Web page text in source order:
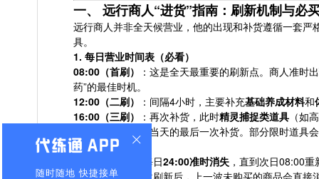
一、 远行商人“进货”指南：刷新机制与必
远行商人并非全天候营业，他的出现和补货遵循一套严
具。
1. 每日营业时间表（必看）
08:00（首刷）
：这是全天最重要的刷新点。商人准时
药”的最佳时机。
12:00（二刷）
：间隔4小时，主要补充基础养成材料和
16:00（三刷）
：再次补货，此时精灵捕捉类道具 （如
：当天的最后一次补货。部分限时道具
2. 避坑提示
：商人每日24:00准时消失 ，直到次日08:00
商品不保留
：每次刷新后，上一波未购买的商品会直接
随时随地 快捷接单